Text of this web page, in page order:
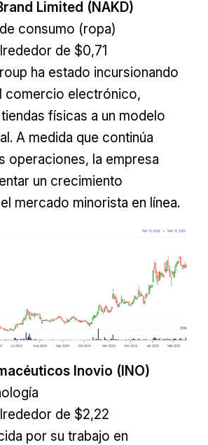
Limited (NAKD)
consumo (ropa)
de $0,71
ha estado incursionando
comercio electrónico,
físicas a un modelo
A medida que continúa
operaciones, la empresa
un crecimiento
mercado minorista en línea.
Inovio (INO)
de $2,22
por su trabajo en